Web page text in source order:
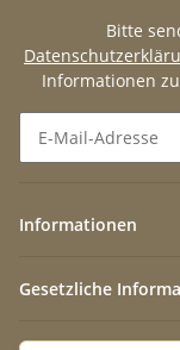
Bitte
Informationen
Informationen
Gesetzliche